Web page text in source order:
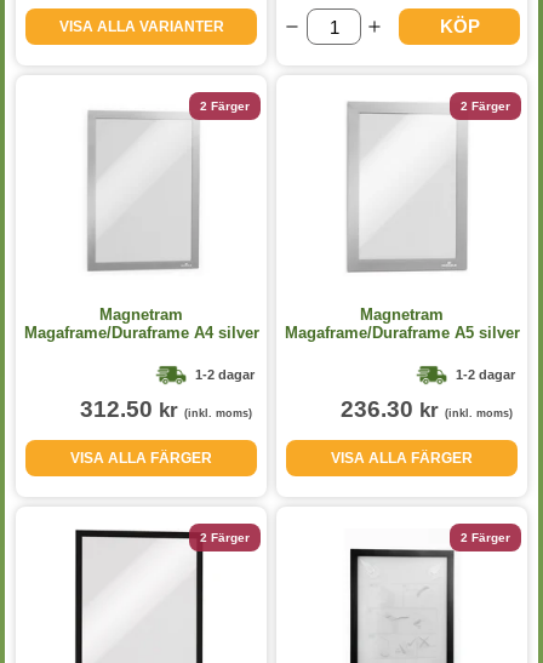
VISA ALLA VARIANTER KÖP
2 Färger
Magnetram
Magaframe/Duraframe A4 silver
1-2 dagar
312.50 kr (inkl. moms)
VISA ALLA FÄRGER
2 Färger
Magnetram
Magaframe/Duraframe A5 silver
1-2 dagar
236.30 kr (inkl. moms)
VISA ALLA FÄRGER
2 Färger 2 Färger